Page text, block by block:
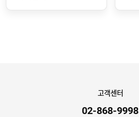
고객센터
02-868-9998